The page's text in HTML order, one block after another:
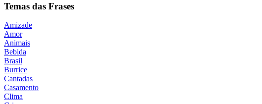
Temas das Frases
Amizade
Amor
Animais
Bebida
Brasil
Burrice
Cantadas
Casamento
Clima